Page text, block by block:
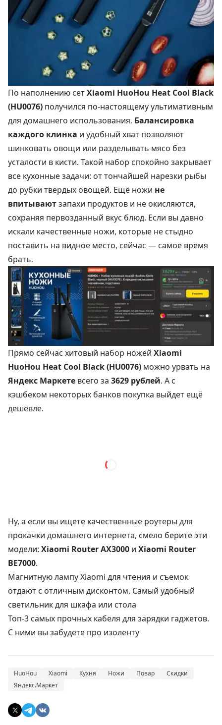
По наполнению сетXiaomi HuoHou Heat Cool Black
(HU0076) получился по-настоящему ультимативным
для домашнего использования. Балансировка
каждого клинка и удобный хват позволяют
шинковать овощи или разделывать мясо без
усталости в кисти. Такой набор спокойно закрывает
все кухонные задачи: от тончайшей нарезки рыбы
до рубки твердых овощей. Ещё ножи не
впитываютзапахи продуктов и не окисляются,
сохраняя первозданный вкус блюд. Если вы давно
искали качественные ножи, которые не стыдно
поставить на видное место, сейчас — самое время
брать.
Прямо сейчас хитовый набор ножей Xiaomi
HuoHou Heat Cool Black (HU0076) можно урвать на
Яндекс Маркете всего за 3629 рублей. А с
кэшбеком некоторых банков покупка выйдет ещё
дешевле.
Ну, а если вы ищете качественные роутеры для
прокачки домашнего интернета, смело берите эти
модели: Xiaomi Router AX3000 и Xiaomi Router
BE7000.
Магнитную лампу Xiaomi для чтения и съемок
отдают с отличным дисконтом. Самый удобный
светильник для шкафа или стола
Топ-3 самых прочных кабеля для зарядки гаджетов.
С ними вы забудете про изоленту
HuoHou Xiaomi Кухня Ножи Повар
Скидки
Яндекс.Маркет